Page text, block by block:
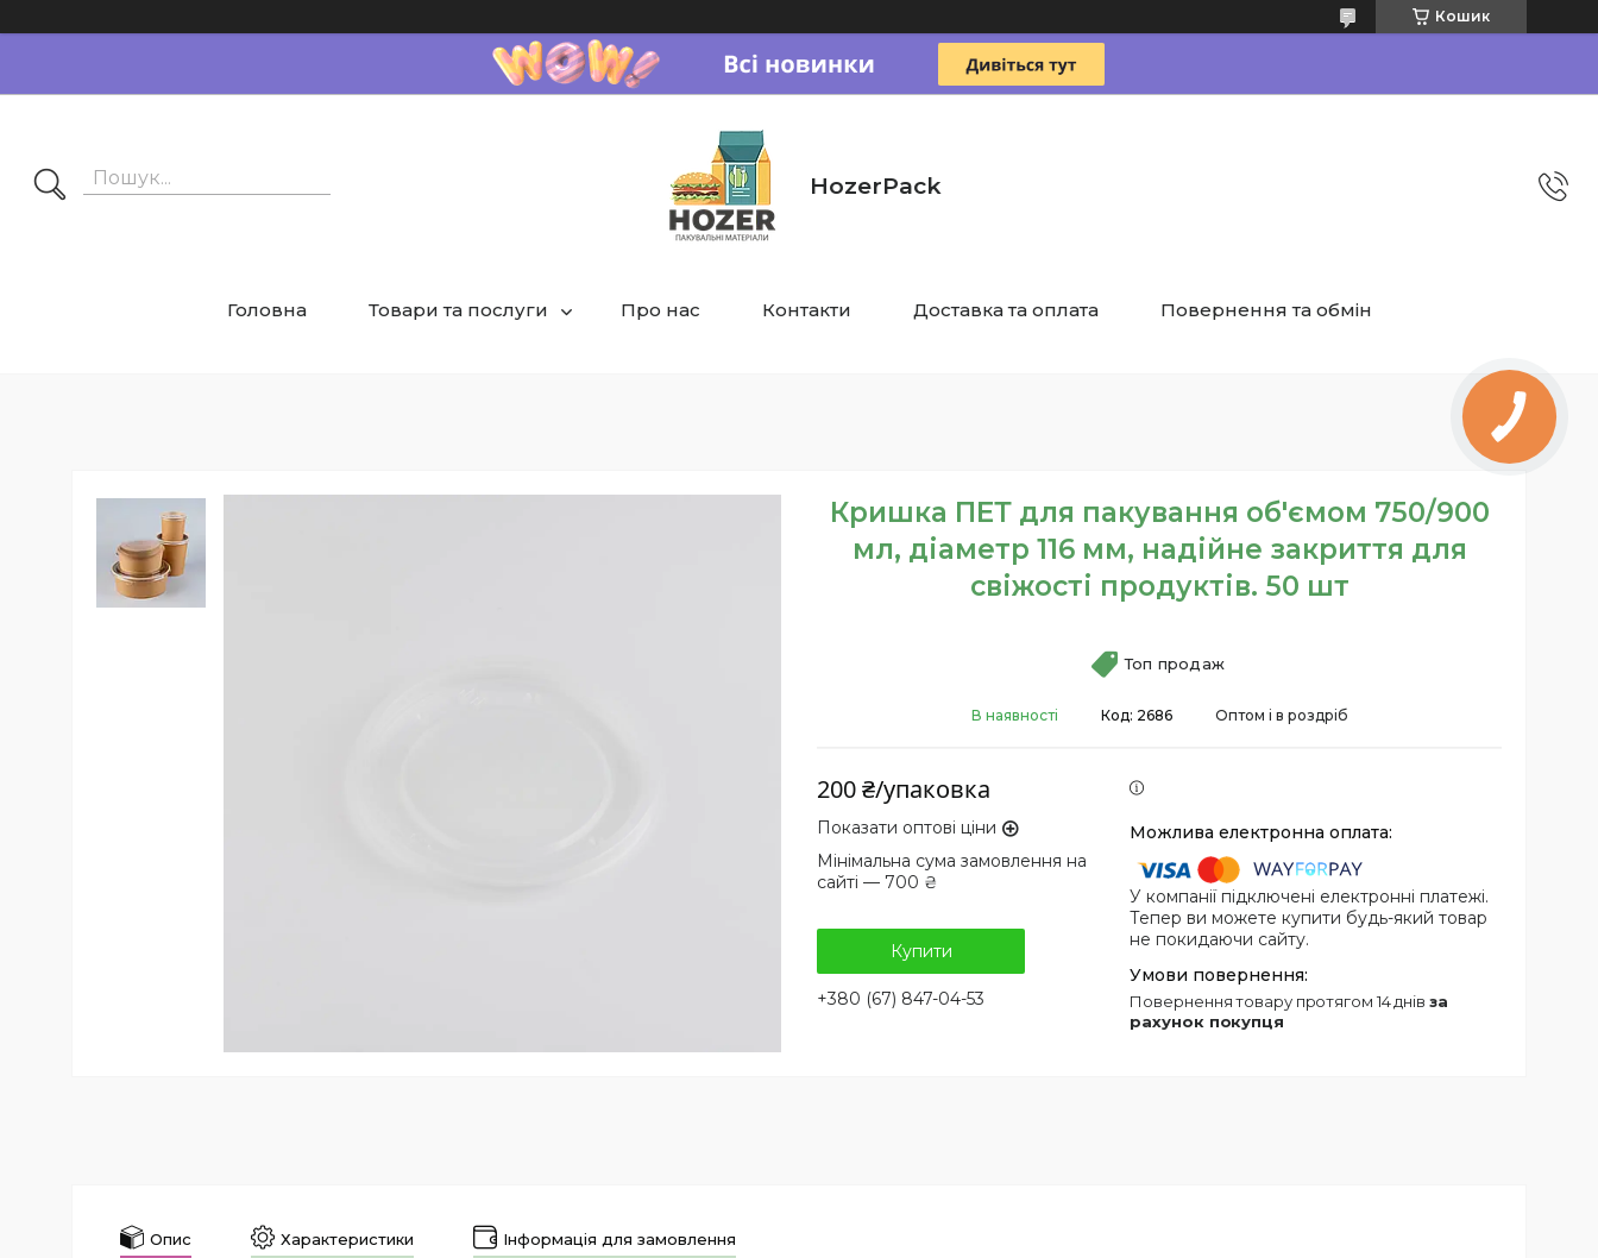
Кошик
HozerPack
Головна Товари та послуги Про нас Контакти Доставка та оплата Повернення та обмін
Кришка ПЕТ для пакування об'ємом 750/900
мл, діаметр 116 мм, надійне закриття для
свіжості продуктів. 50 шт
Топ продаж
В наявності Оптом і в роздріб
Код: 2686
200 ₴/упаковка
Показати оптові ціни
Мінімальна сума замовлення на
сайті — 700 ₴
Купити
+380 (67) 847-04-53
У компанії підключені електронні платежі.
Тепер ви можете купити будь-який товар
не покидаючи сайту.
повернення товару протягом 14 днів за
рахунок покупця
Опис Характеристики Інформація для замовлення